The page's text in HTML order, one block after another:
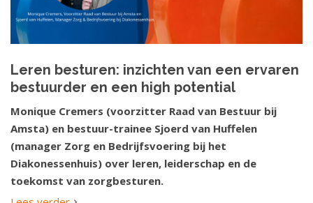
Leren besturen: inzichten van een ervaren
bestuurder en een high potential
Monique Cremers (voorzitter Raad van Bestuur bij
Amsta) en bestuur-trainee Sjoerd van Huffelen
(manager Zorg en Bedrijfsvoering bij het
Diakonessenhuis) over leren, leiderschap en de
toekomst van zorgbesturen.